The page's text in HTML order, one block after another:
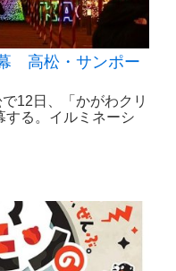
高松・サンポー
12日、「かがわクリ
する。イルミネーシ